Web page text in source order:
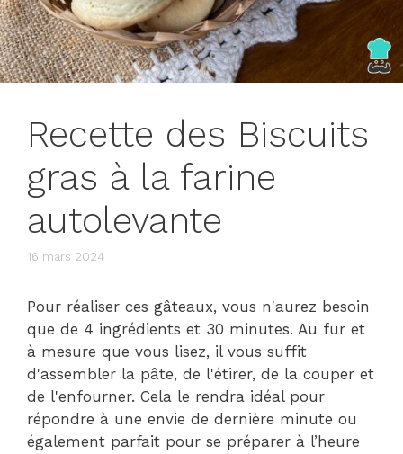
Recette des Biscuits
gras à la farine
autolevante
16 mars 2024
Pour réaliser ces gâteaux, vous n'aurez besoin
que de 4 ingrédients et 30 minutes. Au fur et
à mesure que vous lisez, il vous suffit
d'assembler la pâte, de l'étirer, de la couper et
de l'enfourner. Cela le rendra idéal pour
répondre à une envie de dernière minute ou
également parfait pour se préparer à l’heure